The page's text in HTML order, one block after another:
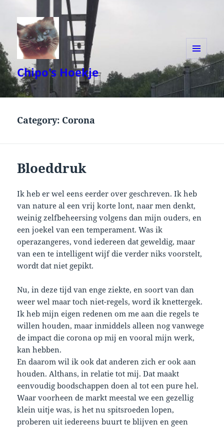
Chipo's Hoekje
MENU
AND
Category: Corona
Bloeddruk
Ik heb er wel eens eerder over geschreven. Ik heb
van nature al een vrij korte lont, naar men denkt,
weinig zelfbeheersing volgens dan mijn ouders, en
een joekel van een temperament. Was ik
operazangeres, vond iedereen dat geweldig, maar
van een te intelligent wijf die verder niks voorstelt,
wordt dat niet gepikt.
Nu, in deze tijd van enge ziekte, en soort van dan
weer wel maar toch niet-regels, word ik knettergek.
Ik heb mijn eigen redenen om me aan die regels te
willen houden, maar inmiddels alleen nog vanwege
de impact die corona op mij en vooral mijn werk,
kan hebben.
En daarom wil ik ook dat anderen zich er ook aan
houden. Althans, in relatie tot mij. Dat maakt
eenvoudig boodschappen doen al tot een pure hel.
Waar voorheen de markt meestal we een gezellig
klein uitje was, is het nu spitsroeden lopen,
proberen uit iedereens buurt te blijven en geen